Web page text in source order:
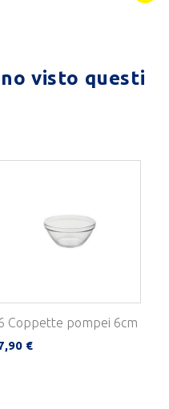
visto questi
Coppette pompei 6cm
€